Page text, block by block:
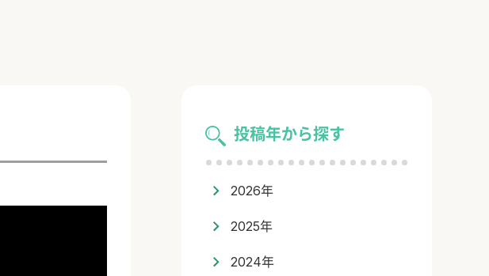
投稿年から探す
2026年
2025年
2024年